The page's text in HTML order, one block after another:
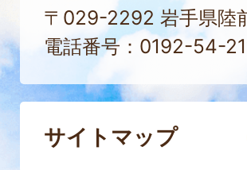
〒029-2292 岩手県陸
電話番号：0192-54-
サイトマップ